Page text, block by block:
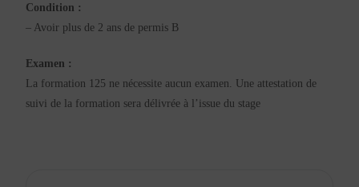
Condition :
– Avoir plus de 2 ans de permis B
Examen :
La formation 125 ne nécessite aucun examen. Une attestation de
suivi de la formation sera délivrée à l’issue du stage